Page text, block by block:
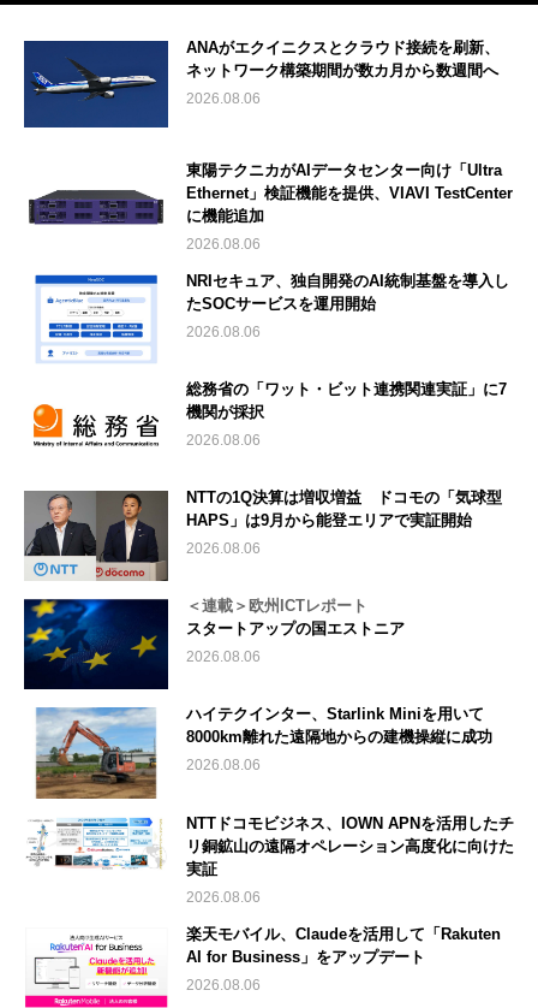
ANAがエクイニクスとクラウド接続を刷新、
ネットワーク構築期間が数カ月から数週間へ
2026.08.06
東陽テクニカがAIデータセンター向け「Ultra
Ethernet」検証機能を提供、VIAVI TestCenter
に機能追加
2026.08.06
NRIセキュア、独自開発のAI統制基盤を導入し
たSOCサービスを運用開始
2026.08.06
総務省の「ワット・ビット連携関連実証」に7
機関が採択
2026.08.06
NTTの1Q決算は増収増益 ドコモの「気球型
HAPS」は9月から能登エリアで実証開始
2026.08.06
＜連載＞欧州ICTレポート
スタートアップの国エストニア
2026.08.06
ハイテクインター、Starlink Miniを用いて
8000km離れた遠隔地からの建機操縦に成功
2026.08.06
NTTドコモビジネス、IOWN APNを活用したチ
リ銅鉱山の遠隔オペレーション高度化に向けた
実証
2026.08.06
楽天モバイル、Claudeを活用して「Rakuten
AI for Business」をアップデート
2026.08.06